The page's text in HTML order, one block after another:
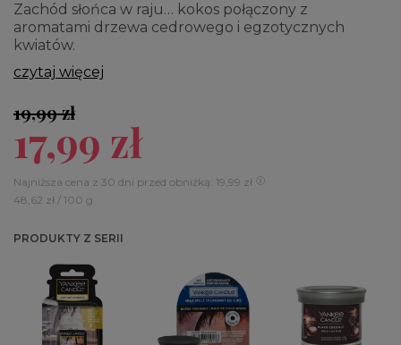
Zachód słońca w raju… kokos połączony z
aromatami drzewa cedrowego i egzotycznych
kwiatów.
czytaj więcej
19,99 zł
17,99 zł
Najniższa cena z 30 dni przed obniżką: 19,99 zł
48,62 zł / 100 g
PRODUKTY Z SERII